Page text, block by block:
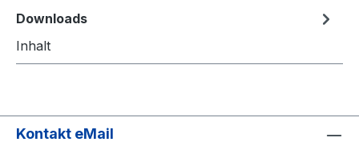
Downloads
Inhalt
Kontakt eMail